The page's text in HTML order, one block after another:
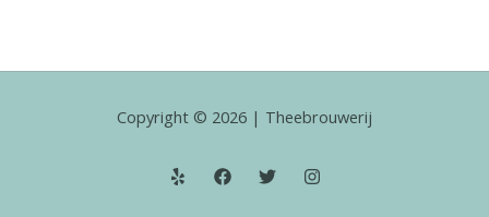
Copyright © 2026 | Theebrouwerij